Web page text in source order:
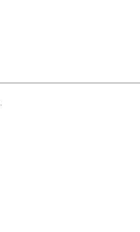
.